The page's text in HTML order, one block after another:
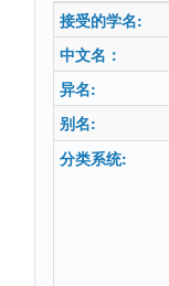
接受的学名:
中文名：
异名:
别名:
分类系统: